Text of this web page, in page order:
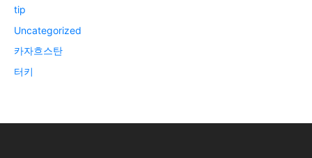
tip
Uncategorized
카자흐스탄
터키